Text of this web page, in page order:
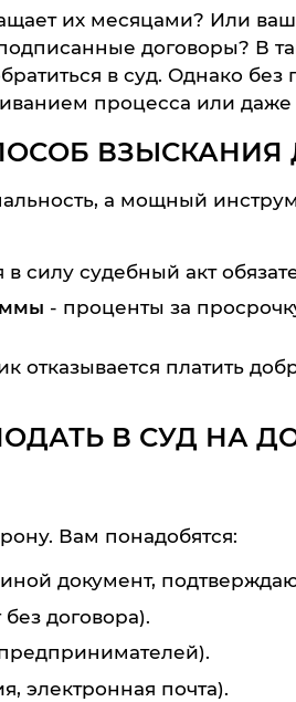
их месяцами? Или ваш
договоры? В
в суд. Однако без
процесса или
ВЗЫСКАНИЯ
а мощный
в силу судебный акт
- проценты за
отказывается платить
В СУД НА
Вам понадобятся:
документ,
договора).
электронная почта).